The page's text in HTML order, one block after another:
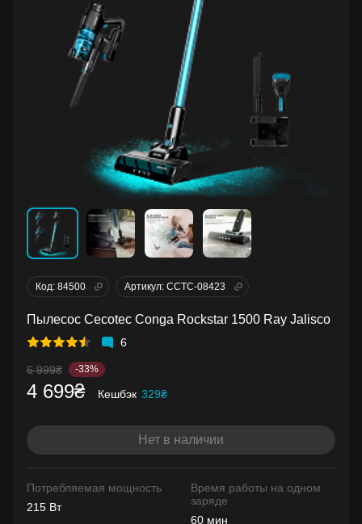
Код: 84500 Артикул: CCTC-08423
Пылесос Cecotec Conga Rockstar 1500 Ray Jalisco
6
6 999₴ -33%
4 699₴ Кешбэк 329₴
Нет в наличии
Потребляемая мощность
215 Вт
Время работы на одном
заряде
60 мин